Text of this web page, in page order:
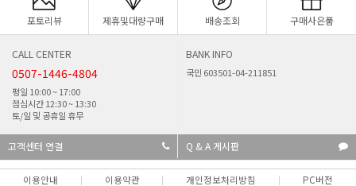
포토리뷰 제휴및대량구매 배송조회 구매사은품
CALL CENTER
0507-1446-4804
평일 10:00 ~ 17:00
점심시간 12:30 ~ 13:30
토/일 및 공휴일 휴무
BANK INFO
국민 603501-04-211851
고객센터 연결 Q & A 게시판
이용안내 이용약관 개인정보처리방침 PC버전